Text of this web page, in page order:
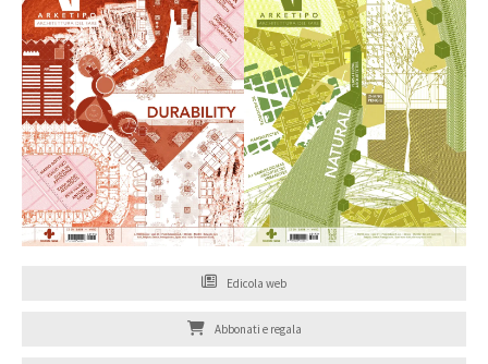
Edicola web
Abbonati e regala